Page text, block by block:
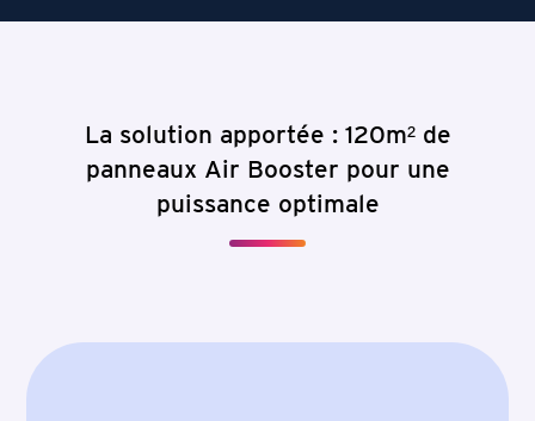
La solution apportée : 120m² de
panneaux Air Booster pour une
puissance optimale